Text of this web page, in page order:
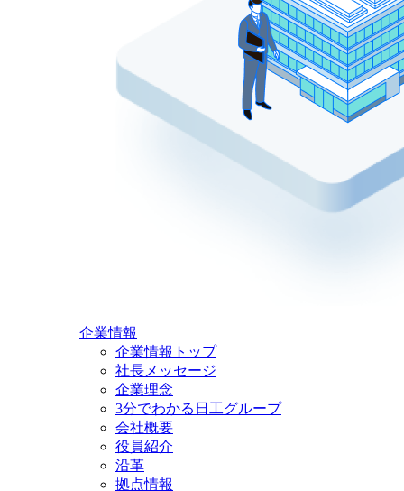
企業情報
企業情報トップ
社長メッセージ
企業理念
3分でわかる日工グループ
会社概要
役員紹介
沿革
拠点情報